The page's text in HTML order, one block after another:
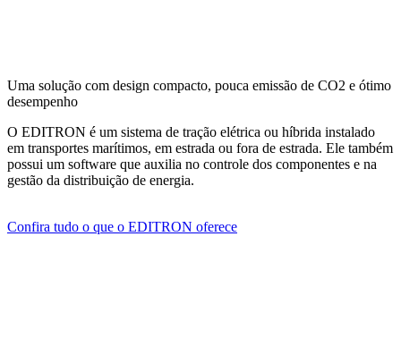
Uma solução com design compacto, pouca emissão de CO2 e ótimo
desempenho
O EDITRON é um sistema de tração elétrica ou híbrida instalado
em transportes marítimos, em estrada ou fora de estrada. Ele também
possui um software que auxilia no controle dos componentes e na
gestão da distribuição de energia.
Confira tudo o que o EDITRON oferece